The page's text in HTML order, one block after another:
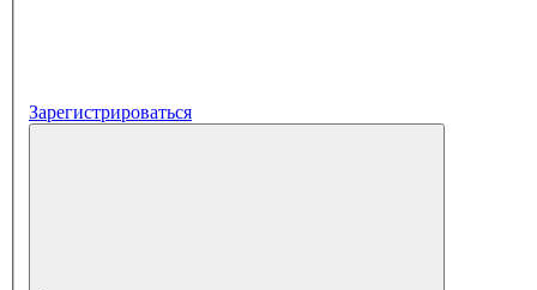
Зарегистрироваться